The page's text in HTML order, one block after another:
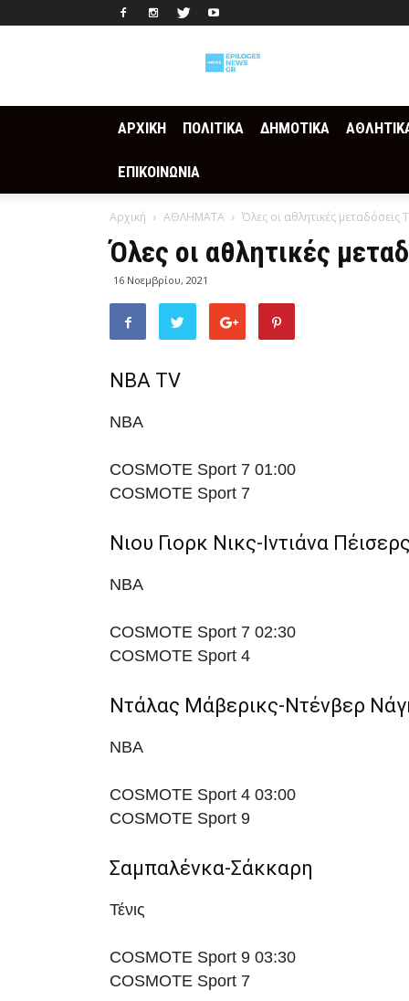
ΑΡΧΙΚΗ ΠΟΛΙΤΙΚΑ ΔΗΜΟΤΙΚΑ
ΕΠΙΚΟΙΝΩΝΙΑ
Αρχική ΑΘΛΗΜΑΤΑ Όλες οι αθλητικές μεταδόσεις
Όλες οι αθλητικές
16 Νοεμβρίου, 2021
NBA TV
NBA
COSMOTE Sport 7 01:00
COSMOTE Sport 7
Νιου Γιορκ Νικς-Ιντιάνα
NBA
COSMOTE Sport 7 02:30
COSMOTE Sport 4
Ντάλας Μάβερικς-Ντένβερ
NBA
COSMOTE Sport 4 03:00
COSMOTE Sport 9
Σαμπαλένκα-Σάκκαρη
Τένις
COSMOTE Sport 9 03:30
COSMOTE Sport 7